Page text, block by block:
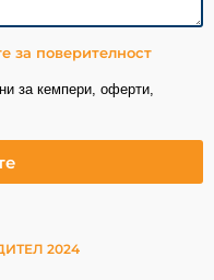
за поверителност
за кемпери, оферти,
2024